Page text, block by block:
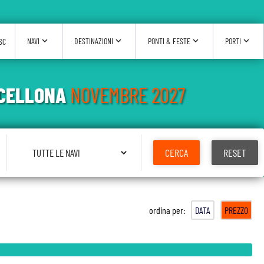
ordina per: DATA PREZZO
NOVEMBRE 2027
CERCA RESET
NAVI expand_more DESTINAZIONI expand_more PONTI & FESTE expand_more PORTI expand_more